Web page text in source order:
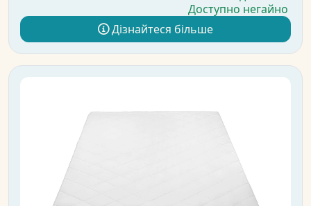
Доступно негайно
Дізнайтеся більше